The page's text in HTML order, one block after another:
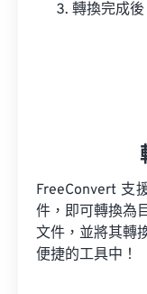
轉換完成
FreeConvert 支
件，即可轉換為
文件，並將其轉
便捷的工具中！